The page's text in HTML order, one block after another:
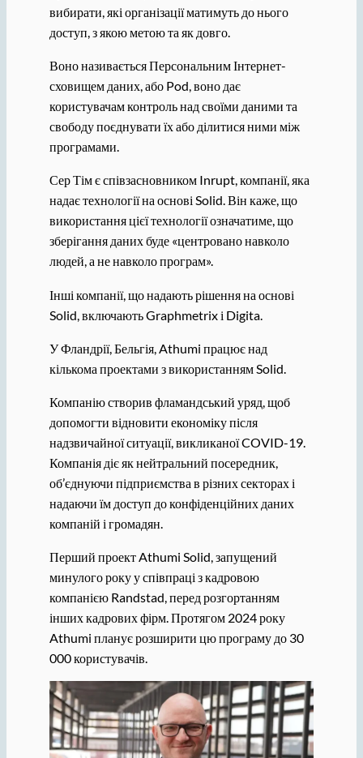
вибирати, які організації матимуть до нього
доступ, з якою метою та як довго.
Воно називається Персональним Інтернет-
сховищем даних, або Pod, воно дає
користувачам контроль над своїми даними та
свободу поєднувати їх або ділитися ними між
програмами.
Сер Тім є співзасновником Inrupt, компанії, яка
надає технології на основі Solid. Він каже, що
використання цієї технології означатиме, що
зберігання даних буде «центровано навколо
людей, а не навколо програм».
Інші компанії, що надають рішення на основі
Solid, включають Graphmetrix і Digita.
У Фландрії, Бельгія, Athumi працює над
кількома проектами з використанням Solid.
Компанію створив фламандський уряд, щоб
допомогти відновити економіку після
надзвичайної ситуації, викликаної COVID-19.
Компанія діє як нейтральний посередник,
об’єднуючи підприємства в різних секторах і
надаючи їм доступ до конфіденційних даних
компаній і громадян.
Перший проект Athumi Solid, запущений
минулого року у співпраці з кадровою
компанією Randstad, перед розгортанням
інших кадрових фірм. Протягом 2024 року
Athumi планує розширити цю програму до 30
000 користувачів.